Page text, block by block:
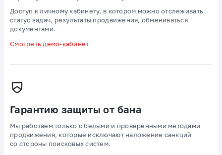
Доступ к личному кабинету, в котором можно отслеживать
статус задач, результаты продвижения, обмениваться
документами.
Смотреть демо-кабинет
Гарантию защиты от бана
Мы работаем только с белыми и проверенными методами
продвижения, которые исключают наложение санкций
со стороны поисковых систем.